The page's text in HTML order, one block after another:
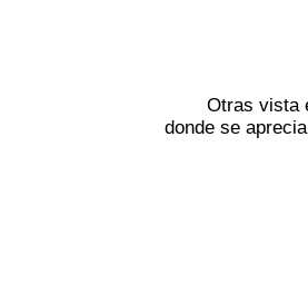
Otras vista
donde se